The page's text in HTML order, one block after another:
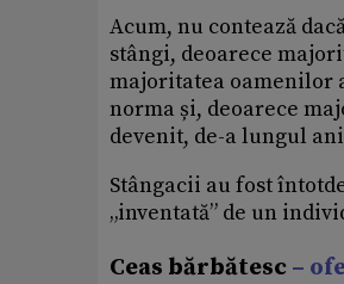
Acum, nu contează
stângi, deoarece
majoritatea oamenilor
norma și, deoarece
devenit, de-a lungul
Stângacii au fost
„inventată” de un
Ceas bărbătesc –